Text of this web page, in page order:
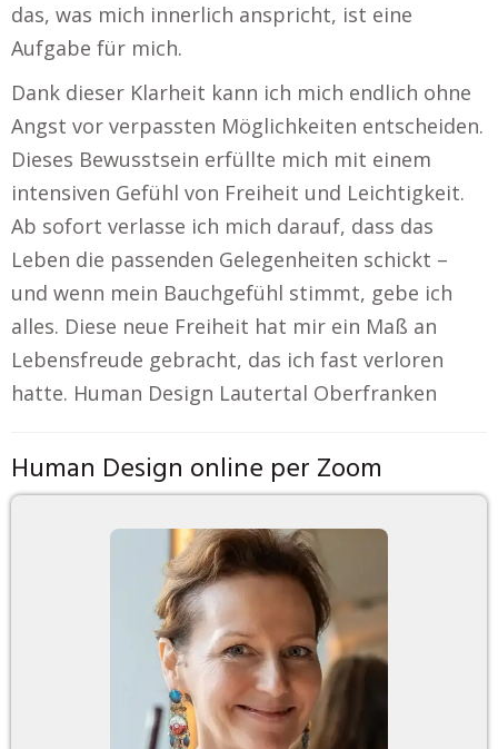
das, was mich innerlich anspricht, ist eine
Aufgabe für mich.
Dank dieser Klarheit kann ich mich endlich ohne
Angst vor verpassten Möglichkeiten entscheiden.
Dieses Bewusstsein erfüllte mich mit einem
intensiven Gefühl von Freiheit und Leichtigkeit.
Ab sofort verlasse ich mich darauf, dass das
Leben die passenden Gelegenheiten schickt –
und wenn mein Bauchgefühl stimmt, gebe ich
alles. Diese neue Freiheit hat mir ein Maß an
Lebensfreude gebracht, das ich fast verloren
hatte. Human Design Lautertal Oberfranken
Human Design online per Zoom